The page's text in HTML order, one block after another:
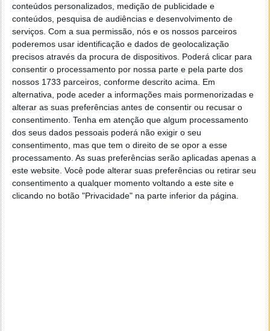
conteúdos personalizados, medição de publicidade e
conteúdos, pesquisa de audiências e desenvolvimento de
serviços. Com a sua permissão, nós e os nossos parceiros
poderemos usar identificação e dados de geolocalização
precisos através da procura de dispositivos. Poderá clicar para
consentir o processamento por nossa parte e pela parte dos
nossos 1733 parceiros, conforme descrito acima. Em
alternativa, pode aceder a informações mais pormenorizadas e
alterar as suas preferências antes de consentir ou recusar o
consentimento. Tenha em atenção que algum processamento
dos seus dados pessoais poderá não exigir o seu
consentimento, mas que tem o direito de se opor a esse
processamento. As suas preferências serão aplicadas apenas a
este website. Você pode alterar suas preferências ou retirar seu
consentimento a qualquer momento voltando a este site e
clicando no botão "Privacidade" na parte inferior da página.
Conforme dever ter verificado, mencionei um
personagem (Jaal) de uma espécie nova no jogo, os
Angara. Os Angara são nativos do Sistema Solar
Heleus e combatem aparecem em Mass Effect no
meio das nossas explorações. Ao inicio um do pontos
em comum com os Angara é o facto de lutarem
contra os Ketts (ver mais adiante), e uma possivel
aliança com eles vai crescendo à medida que vamos
conquistando a sua confiança (não nos podemos
esquecer que nesta Galáxia, nós é que somos os
Aliens).
Cada personagem tem uma personalidade muito
própria que se vai vincando, quer ao longo das